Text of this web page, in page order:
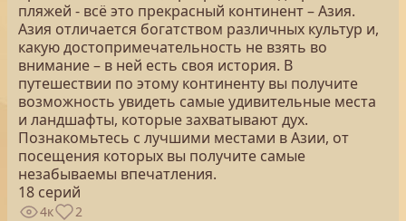
пляжей - всё это прекрасный континент – Азия.
Азия отличается богатством различных культур и,
какую достопримечательность не взять во
внимание – в ней есть своя история. В
путешествии по этому континенту вы получите
возможность увидеть самые удивительные места
и ландшафты, которые захватывают дух.
Познакомьтесь с лучшими местами в Азии, от
посещения которых вы получите самые
незабываемы впечатления.
18 серий
4к 2